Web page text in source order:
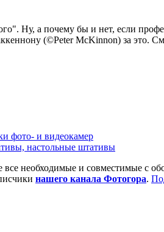
Ну, а почему бы и нет, если
(©Peter McKinnon) за это.
фото- и видеокамер
настольные штативы
все необходимые и совместимые с
нашего канала Фотогора.